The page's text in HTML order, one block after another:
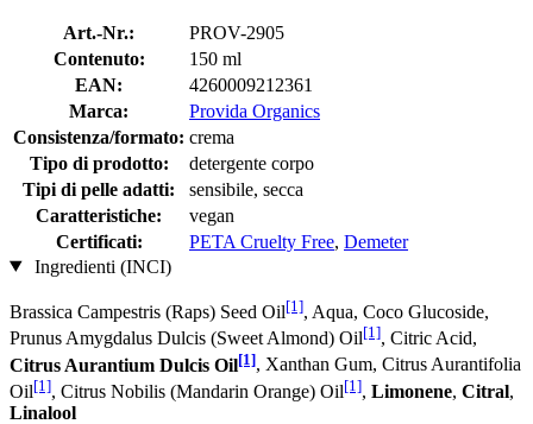
Art.-Nr.:
PROV-2905
Contenuto:
150 ml
EAN:
4260009212361
Marca:
Provida Organics
Consistenza/formato: crema
Tipo di prodotto:
detergente corpo
Tipi di pelle adatti:
sensibile, secca
Caratteristiche:
vegan
Certificati:
PETA Cruelty Free, Demeter
Ingredienti (INCI)
Brassica Campestris (Raps) Seed Oil[1], Aqua, Coco Glucoside,
Prunus Amygdalus Dulcis (Sweet Almond) Oil[1], Citric Acid,
Citrus Aurantium Dulcis Oil[1], Xanthan Gum, Citrus Aurantifolia
Oil[1], Citrus Nobilis (Mandarin Orange) Oil[1], Limonene, Citral,
Linalool